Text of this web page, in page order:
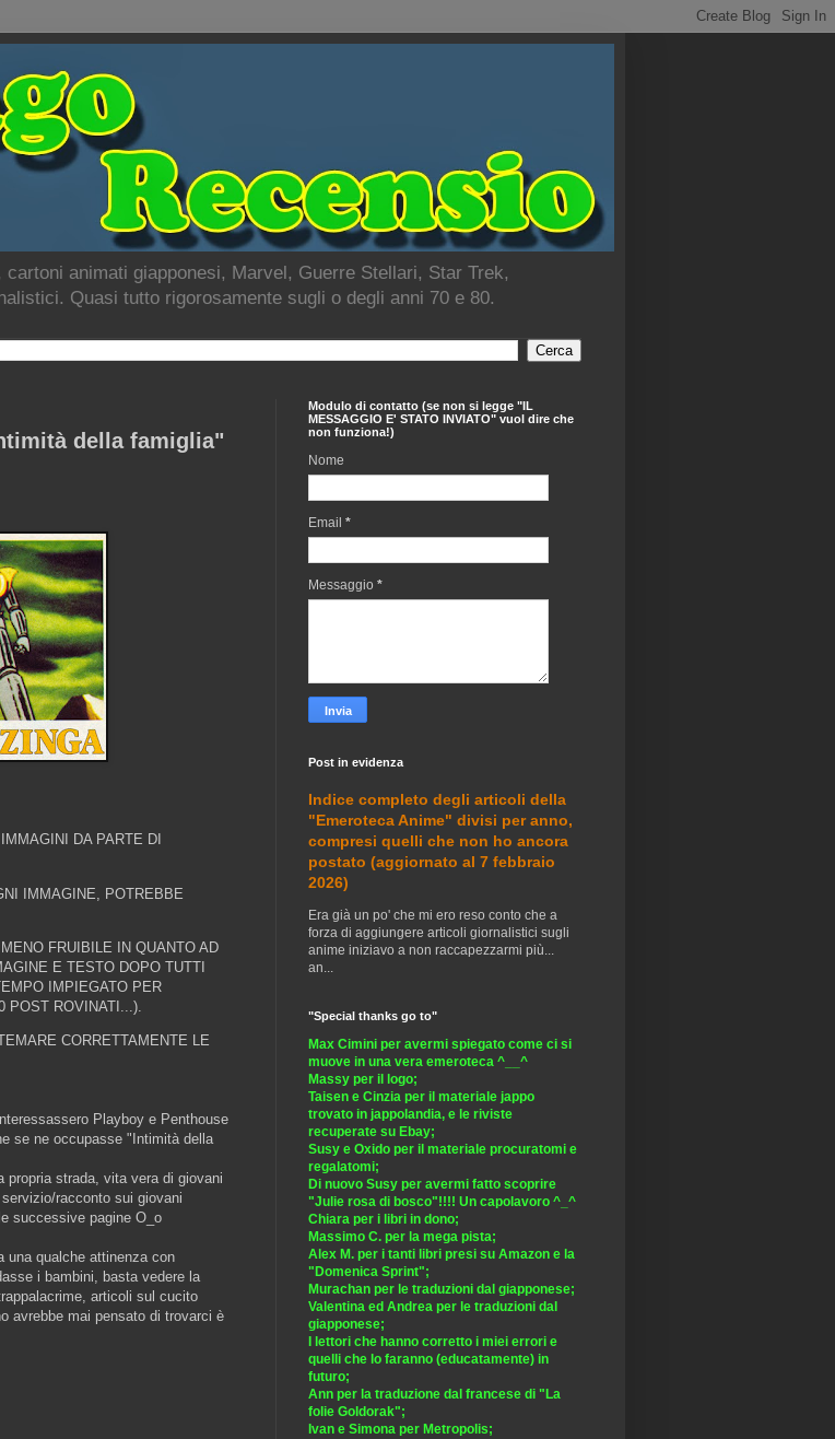
animati giapponesi, Marvel, Guerre Stellari, Star Trek,
Quasi tutto rigorosamente sugli o degli anni 70 e 80.
della famiglia"
DA PARTE DI
IMMAGINE, POTREBBE
FRUIBILE IN QUANTO AD
E TESTO DOPO TUTTI
IMPIEGATO PER
POST ROVINATI...).
CORRETTAMENTE LE
Playboy e Penthouse
se ne occupasse "Intimità della
propria strada, vita vera di giovani
racconto sui giovani
successive pagine O_o
una qualche attinenza con
i bambini, basta vedere la
articoli sul cucito
avrebbe mai pensato di trovarci è
Modulo di contatto (se non si legge "IL
MESSAGGIO E' STATO INVIATO" vuol dire che
non funziona!)
Nome
Email *
Messaggio *
Post in evidenza
Indice completo degli articoli della
"Emeroteca Anime" divisi per anno,
compresi quelli che non ho ancora
postato (aggiornato al 7 febbraio
2026)
Era già un po' che mi ero reso conto che a
forza di aggiungere articoli giornalistici sugli
anime iniziavo a non raccapezzarmi più...
an...
"Special thanks go to"
Max Cimini per avermi spiegato come ci si
muove in una vera emeroteca ^__^
Massy per il logo;
Taisen e Cinzia per il materiale jappo
trovato in jappolandia, e le riviste
recuperate su Ebay;
Susy e Oxido per il materiale procuratomi e
regalatomi;
Di nuovo Susy per avermi fatto scoprire
"Julie rosa di bosco"!!!! Un capolavoro ^_^
Chiara per i libri in dono;
Massimo C. per la mega pista;
Alex M. per i tanti libri presi su Amazon e la
"Domenica Sprint";
Murachan per le traduzioni dal giapponese;
Valentina ed Andrea per le traduzioni dal
giapponese;
I lettori che hanno corretto i miei errori e
quelli che lo faranno (educatamente) in
futuro;
Ann per la traduzione dal francese di "La
folie Goldorak";
Ivan e Simona per Metropolis;